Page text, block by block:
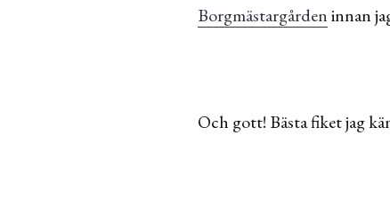
Borgmästargårdeninnan
Och gott! Bästa fiket jag